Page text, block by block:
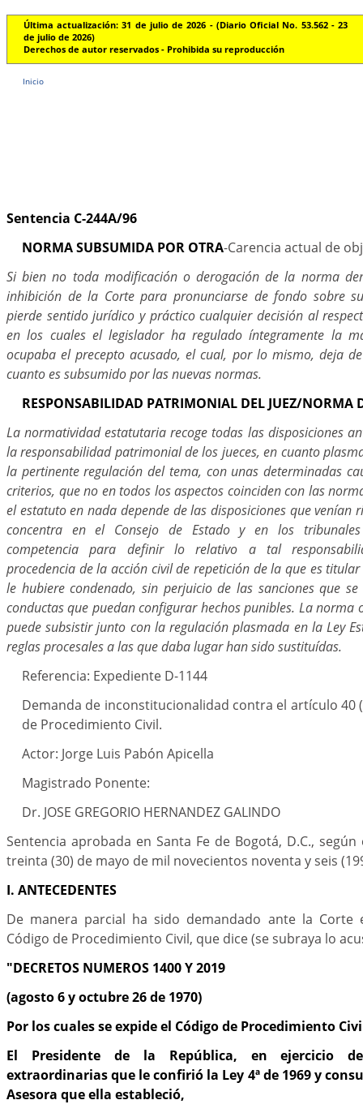
Última actualización: 31 de julio de 2026 - (Diario Oficial No. 53.562 - 23
de julio de 2026)
Derechos de autor reservados - Prohibida su reproducción
Inicio
Sentencia C-244A/96
NORMA SUBSUMIDA POR OTRA-Carencia actual de
Si bien no toda modificación o derogación de la norma
inhibición de la Corte para pronunciarse de fondo sobre
pierde sentido jurídico y práctico cualquier decisión al
en los cuales el legislador ha regulado íntegramente la
ocupaba el precepto acusado, el cual, por lo mismo, deja
cuanto es subsumido por las nuevas normas.
RESPONSABILIDAD PATRIMONIAL DEL JUEZ/NORMA
La normatividad estatutaria recoge todas las disposiciones
la responsabilidad patrimonial de los jueces, en cuanto
la pertinente regulación del tema, con unas determinadas
criterios, que no en todos los aspectos coinciden con las
el estatuto en nada depende de las disposiciones que venían
concentra en el Consejo de Estado y en los
competencia para definir lo relativo a tal
procedencia de la acción civil de repetición de la que es
le hubiere condenado, sin perjuicio de las sanciones que
conductas que puedan configurar hechos punibles. La norma
puede subsistir junto con la regulación plasmada en la Ley
reglas procesales a las que daba lugar han sido sustituídas.
Referencia: Expediente D-1144
Demanda de inconstitucionalidad contra el artículo 40
de Procedimiento Civil.
Actor: Jorge Luis Pabón Apicella
Magistrado Ponente:
Dr. JOSE GREGORIO HERNANDEZ GALINDO
Sentencia aprobada en Santa Fe de Bogotá, D.C.,
treinta (30) de mayo de mil novecientos noventa y seis
I. ANTECEDENTES
De manera parcial ha sido demandado ante la Corte
Código de Procedimiento Civil, que dice (se subraya lo
"DECRETOS NUMEROS 1400 Y 2019
(agosto 6 y octubre 26 de 1970)
Por los cuales se expide el Código de Procedimiento
El Presidente de la República, en ejercicio
extraordinarias que le confirió la Ley 4ª de 1969 y
Asesora que ella estableció,